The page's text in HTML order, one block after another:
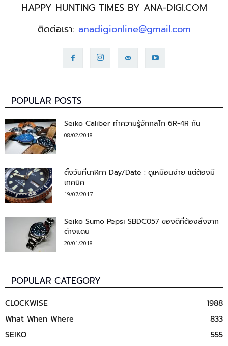
HAPPY HUNTING TIMES BY ANA-DIGI.COM
ติดต่อเรา: anadigionline@gmail.com
POPULAR POSTS
Seiko Caliber ทำความรู้จักกลไก 6R-4R กัน
08/02/2018
ตั้งวันที่นาฬิกา Day/Date : ดูเหมือนง่าย แต่ต้องมี
เทคนิค
19/07/2017
Seiko Sumo Pepsi SBDC057 ของดีที่ต้องสั่งจาก
ต่างแดน
20/01/2018
POPULAR CATEGORY
CLOCKWISE
1988
What When Where
833
SEIKO
555